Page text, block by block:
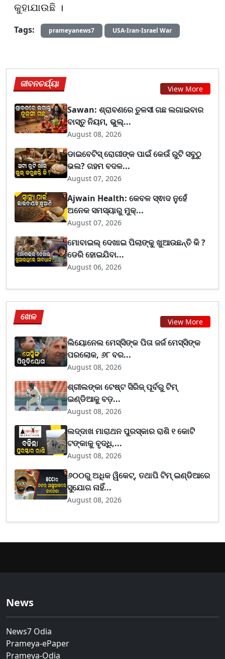
କୁହାଯାଉଛି ।
Tags:
prameyanews7 USA-Iran-Israel War
ଜୀବନଚର୍ଯ୍ୟା View More
Sawan: ଶ୍ରାବଣରେ ତୁଳସୀ ଗଛ ଲଗାଇବାର
ବାସ୍ତୁ ନିୟମ, ଭୁଲ୍...
August 08, 2026
ଡାଇବେଟିସ୍ ରୋଗୀଙ୍କ ପାଇଁ କେଉଁ ରୁଟି ସବୁଠୁ
ଭଲ? ଗହମ ବଦଳ...
August 07, 2026
Ajwain Health: କେବଳ ସ୍ଵାଦ ନୁହେଁ
ଅନେକ ସମସ୍ୟାରୁ ମୁକ୍...
August 07, 2026
ମୋବାଇଲ୍ ଦେଖାଇ ପିଲାଙ୍କୁ ଖୁଆଉଛନ୍ତି କି ?
ଡେରି ହୋଇଯିବା...
August 06, 2026
ଖେଳ View More
ଲିୟୋନେଲ ମେସ୍ସିଙ୍କ ପିତା ଜର୍ଜ ମେସ୍ସିଙ୍କ
ପରଲୋକ, ୬୮ ବର...
August 08, 2026
ଶ୍ରୀଲଙ୍କା ଟେଷ୍ଟ ସିରିଜ୍‌ ପୂର୍ବରୁ ଟିମ୍‌
ଇଣ୍ଡିଆକୁ ବଡ଼...
August 08, 2026
ଲଦ୍ଦାଖ ମାରାଥନ ପୁରସ୍କାର ରାଶି ୧ କୋଟି
ଟଙ୍କାକୁ ବୃଦ୍ଧି,...
August 08, 2026
୬୦୦ରୁ ଅଧିକ ୱିକେଟ୍, ତଥାପି ଟିମ୍ ଇଣ୍ଡିଆରେ
ସୁଯୋଗ ନାହିଁ...
August 08, 2026
News
News7 Odia
Prameya-ePaper
Prameya-Odia